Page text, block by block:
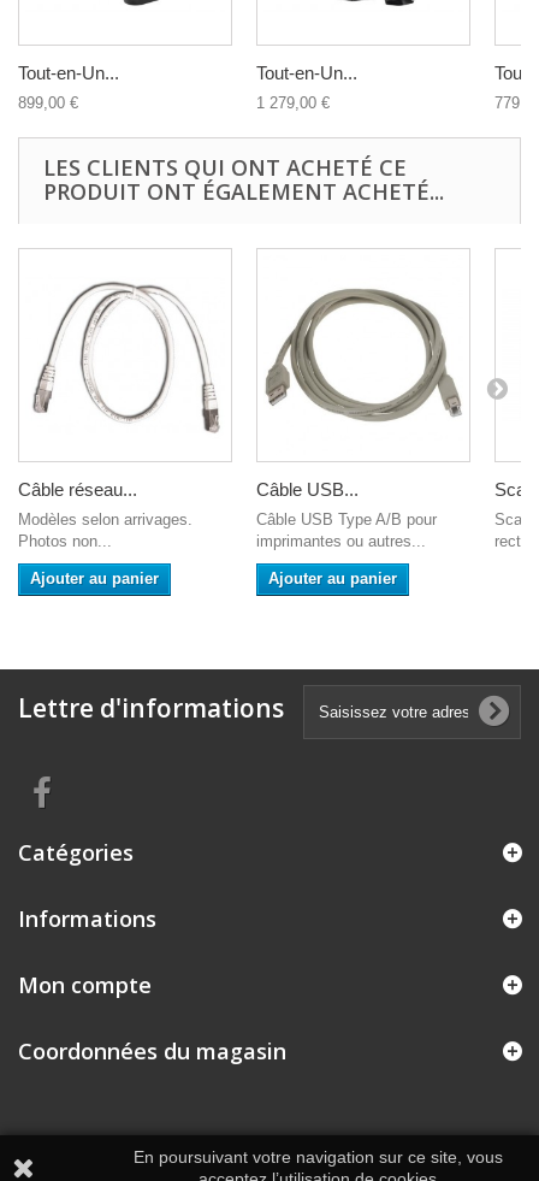
Tout-en-Un...
899,00 €
Tout-en-Un...
1 279,00 €
Tout-
LES CLIENTS QUI ONT ACHETÉ CE
PRODUIT ONT ÉGALEMENT ACHETÉ...
Câble réseau...
Modèles selon arrivages.
Photos non...
Ajouter au panier
Câble USB...
Câble USB Type A/B pour
imprimantes ou autres...
Ajouter au panier
Lettre d'informations
Catégories
Informations
Mon compte
Coordonnées du magasin
En poursuivant votre navigation sur ce site, vous